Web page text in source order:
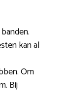
kan al
Om
Bij